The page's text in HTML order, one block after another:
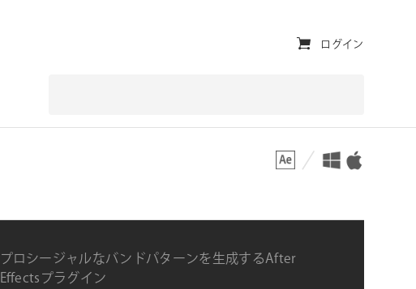
ユ
ィ
リ
ィ・
ナ
ログイン
対応プラットフォーム 対応OS
プロシージャルなバンドパターンを生成するAfter
Effectsプラグイン